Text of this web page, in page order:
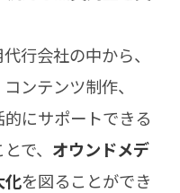
行会社の中から、
ンテンツ制作、
にサポートできる
で、 オウンドメデ
化を図ることができ